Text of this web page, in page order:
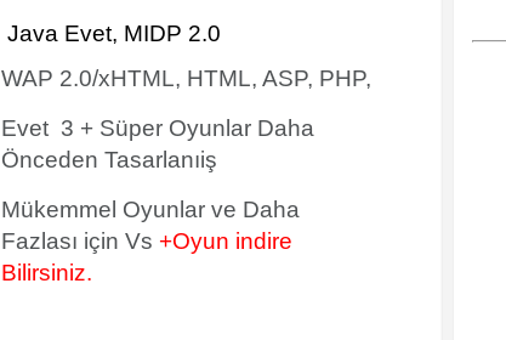
Java Evet, MIDP 2.0
WAP 2.0/xHTML, HTML, ASP, PHP,
Evet 3 + Süper Oyunlar Daha
Önceden Tasarlanıiş
Mükemmel Oyunlar ve Daha
Fazlası için Vs +Oyun indire
Bilirsiniz.